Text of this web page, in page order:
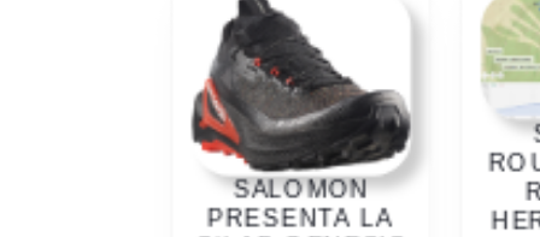
SALOMON
PRESENTA LA